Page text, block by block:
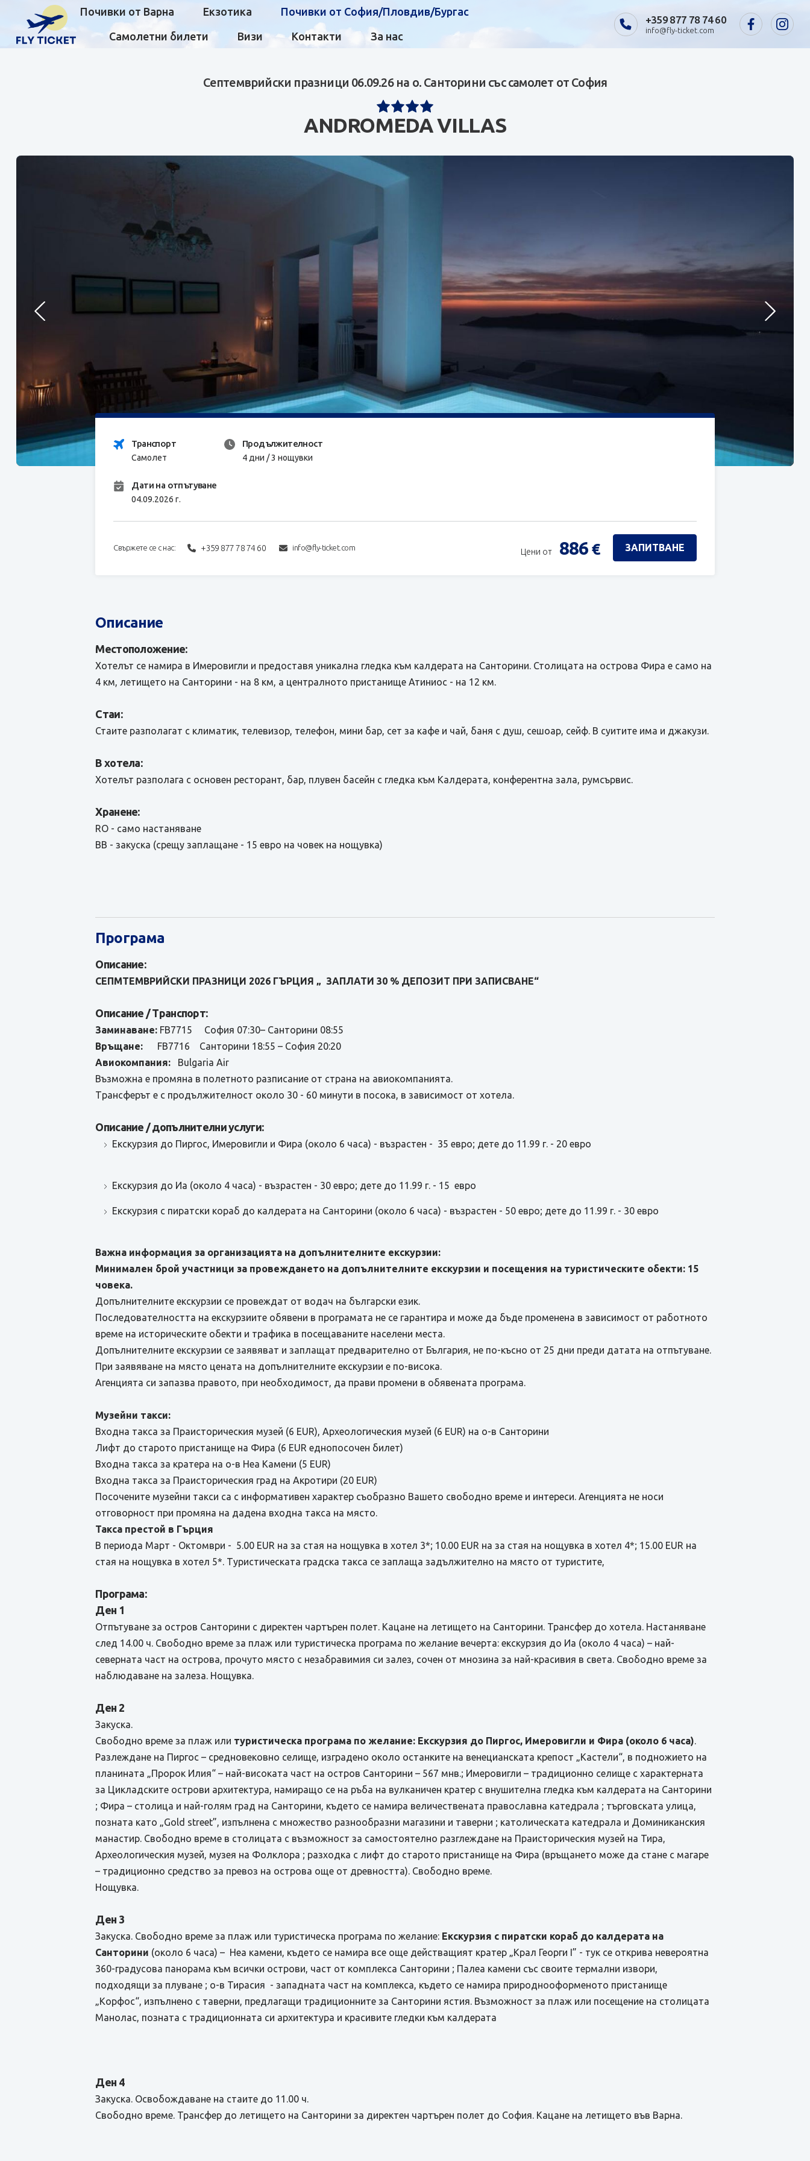
Почивки от Варна Екзотика Почивки от София/Пловдив/Бургас
Самолетни билети Визи Контакти За нас
+359 877 78 74 60
info@fly-ticket.com
Септемврийски празници 06.09.26 на о. Санторини със самолет от София
ANDROMEDA VILLAS
Транспорт
Самолет
Продължителност
4 дни / 3 нощувки
Дати на отпътуване
04.09.2026 г.
Свържете се с нас: +359 877 78 74 60 info@fly-ticket.com Цени от 886 € ЗАПИТВАНЕ
Описание
Местоположение:
Хотелът се намира в Имеровигли и предоставя уникална гледка към калдерата на Санторини. Столицата на острова Фира е само на
4 км, летището на Санторини - на 8 км, a централното пристанище Атиниос - на 12 км.
Стаи:
Стаите разполагат с климатик, телевизор, телефон, мини бар, сет за кафе и чай, баня с душ, сешоар, сейф. В суитите има и джакузи.
В хотела:
Хотелът разполага с основен ресторант, бар, плувен басейн с гледка към Калдерата, конферентна зала, румсървис.
Хранене:
RO - само настаняване
BB - закуска (срещу заплащане - 15 евро на човек на нощувка)
Програма
Описание:
СЕПМТЕМВРИЙСКИ ПРАЗНИЦИ 2026 ГЪРЦИЯ „ ЗАПЛАТИ 30 % ДЕПОЗИТ ПРИ ЗАПИСВАНЕ“
Описание / Транспорт:
Заминаване: FB7715 София 07:30– Санторини 08:55
Връщане: FB7716 Санторини 18:55 – София 20:20
Авиокомпания: Bulgaria Air
Възможна е промяна в полетното разписание от страна на авиокомпанията.
Tрансферът е с продължителност около 30 - 60 минути в посока, в зависимост от хотела.
Описание / допълнителни услуги:
Екскурзия до Пиргос, Имеровигли и Фира (около 6 часа) - възрастен - 35 евро; дете до 11.99 г. - 20 евро
Eкскурзия до Иа (около 4 часа) - възрастен - 30 евро; дете до 11.99 г. - 15 евро
Екскурзия с пиратски кораб до калдерата на Санторини (около 6 часа) - възрастен - 50 евро; дете до 11.99 г. - 30 евро
Важна информация за организацията на допълнителните екскурзии:
Минимален брой участници за провеждането на допълнителните екскурзии и посещения на туристическите обекти: 15
човека.
Допълнителните екскурзии се провеждат от водач на български език.
Последователността на екскурзиите обявени в програмата не се гарантира и може да бъде променена в зависимост от работното
време на историческите обекти и трафика в посещаваните населени места.
Допълнителните екскурзии се заявяват и заплащат предварително от България, не по-късно от 25 дни преди датата на отпътуване.
При заявяване на място цената на допълнителните екскурзии е по-висока.
Агенцията си запазва правото, при необходимост, да прави промени в обявената програма.
Музейни такси:
Входна такса за Праисторическия музей (6 EUR), Археологическия музей (6 EUR) на о-в Санторини
Лифт до старото пристанище на Фира (6 EUR еднопосочен билет)
Входна такса за кратера на о-в Неа Камени (5 EUR)
Входна такса за Праисторическия град на Акротири (20 EUR)
Посочените музейни такси са с информативен характер съобразно Вашето свободно време и интереси. Агенцията не носи
отговорност при промяна на дадена входна такса на място.
Такса престой в Гърция
В периода Март - Октомври - 5.00 EUR на за стая на нощувка в хотел 3*; 10.00 EUR на за стая на нощувка в хотел 4*; 15.00 EUR на
стая на нощувка в хотел 5*. Туристическата градска такса се заплаща задължително на място от туристите,
Програма:
Ден 1
Отпътуване за остров Санторини с директен чартърен полет. Кацане на летището на Санторини. Трансфер до хотела. Настаняване
след 14.00 ч. Свободно време за плаж или туристическа програма по желание вечерта: екскурзия до Иа (около 4 часа) – най-
северната част на острова, прочутo място с незабравимия си залез, сочен от мнозина за най-красивия в света. Свободно време за
наблюдаване на залеза. Нощувка.
Ден 2
Закуска.
Свободно време за плаж или туристическа програма по желание: Екскурзия до Пиргос, Имеровигли и Фира (около 6 часа).
Разлеждане на Пиргос – средновековно селище, изградено около останките на венецианската крепост „Кастели“, в подножието на
планината „Пророк Илия“ – най-високата част на остров Санторини – 567 мнв.; Имеровигли – традиционно селище с характерната
за Цикладските острови архитектура, намиращо се на ръба на вулканичен кратер с внушителна гледка към калдерата на Санторини
; Фира – столица и най-голям град на Санторини, където се намира величественaта православна катедрала ; търговската улица,
позната като „Gold street”, изпълнена с множество разнообразни магазини и таверни ; католическата катедрала и Доминиканския
манастир. Свободно време в столицата с възможност за самостоятелно разглеждане на Праисторическия музей на Тира,
Археологическия музей, музея на Фолклора ; разходка с лифт до старото пристанище на Фира (връщането може да стане с магаре
– традиционно средство за превоз на острова още от древността). Свободно време.
Нощувка.
Ден 3
Закуска. Свободно време за плаж или туристическа програма по желание: Екскурзия с пиратски кораб до калдерата на
Санторини (около 6 часа) – Неа камени, където се намира все още действащият кратер „Крал Георги I” - тук се открива невероятна
360-градусова панорама към всички острови, част от комплекса Санторини ; Палеа камени със своите термални извори,
подходящи за плуване ; о-в Тирасия - западната част на комплекса, където се намира природнооформеното пристанище
„Корфос“, изпълнено с таверни, предлагащи традиционните за Санторини ястия. Възможност за плаж или посещение на столицата
Манолас, позната с традиционната си архитектура и красивите гледки към калдерата
Ден 4
Закуска. Освобождаване на стаите до 11.00 ч.
Свободно време. Трансфер до летището на Санторини за директен чартърен полет до София. Кацане на летището във Варна.